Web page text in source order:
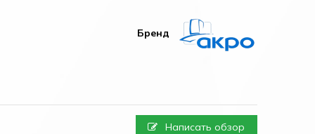
Бренд
Написать обзор